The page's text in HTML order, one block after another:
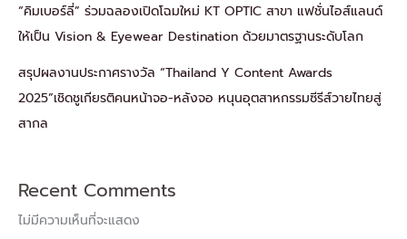
“คิมเบอร์ลี่” ร่วมฉลองเปิดโฉมใหม่ KT OPTIC สาขา แฟชั่นไอส์แลนด์
ให้เป็น Vision & Eyewear Destination ด้วยมาตรฐานระดับโลก
สรุปผลงานประกาศรางวัล “Thailand Y Content Awards
2025”เชิดชูเกียรติคนหน้าจอ-หลังจอ หนุนอุตสาหกรรมซีรีส์วายไทยสู่
สากล
Recent Comments
ไม่มีความเห็นที่จะแสดง